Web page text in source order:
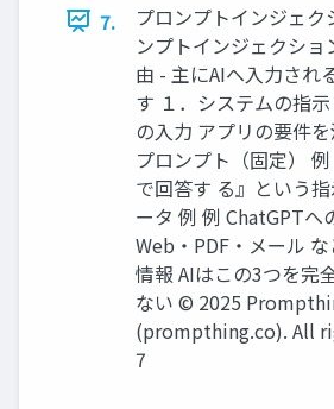
7.
プロンプトインジェク
ンプトインジェクシ
由 - 主にAIへ入力され
す １．システムの指
の入力 アプリの要件
プロンプト（固定）
で回答す る』という
ータ 例 例 ChatGPTへ
Web・PDF・メール
情報 AIはこの3つを完
ない © 2025
(prompthing.co). All
7